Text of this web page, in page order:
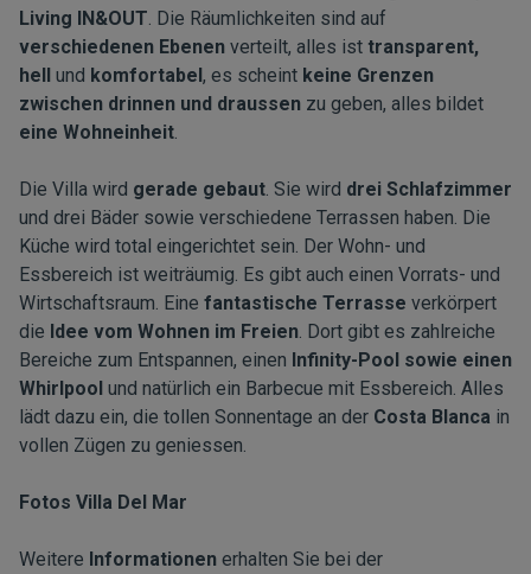
Living IN&OUT. Die Räumlichkeiten sind auf
verschiedenen Ebenen verteilt, alles ist transparent,
hell und komfortabel, es scheint keine Grenzen
zwischen drinnen und draussen zu geben, alles bildet
eine Wohneinheit.
Die Villa wird gerade gebaut. Sie wird drei Schlafzimmer
und drei Bäder sowie verschiedene Terrassen haben. Die
Küche wird total eingerichtet sein. Der Wohn- und
Essbereich ist weiträumig. Es gibt auch einen Vorrats- und
Wirtschaftsraum. Eine fantastische Terrasse verkörpert
die Idee vom Wohnen im Freien. Dort gibt es zahlreiche
Bereiche zum Entspannen, einen Infinity-Pool sowie einen
Whirlpool und natürlich ein Barbecue mit Essbereich. Alles
lädt dazu ein, die tollen Sonnentage an der Costa Blanca in
vollen Zügen zu geniessen.
Fotos Villa Del Mar
Weitere Informationen erhalten Sie bei der